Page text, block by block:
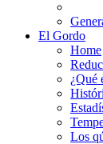
El Gordo
Home
¿Qué
Los